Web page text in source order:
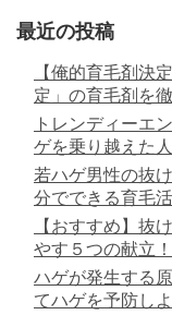
最近の投稿
【俺的育毛剤決
定」の育毛剤を
トレンディーエ
ゲを乗り越えた
若ハゲ男性の抜
分でできる育毛活
【おすすめ】抜
やす５つの献立！
ハゲが発生する
てハゲを予防しよ